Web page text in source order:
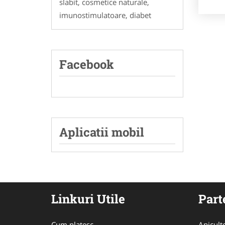
imunostimulatoare, diabet
Facebook
Aplicatii mobil
Linkuri Utile